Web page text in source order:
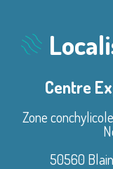
Centre
Zone
50560